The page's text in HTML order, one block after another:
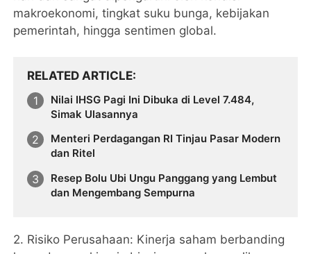
makroekonomi, tingkat suku bunga, kebijakan
pemerintah, hingga sentimen global.
RELATED ARTICLE
Nilai IHSG Pagi Ini Dibuka di Level 7.484,
Simak Ulasannya
Menteri Perdagangan RI Tinjau Pasar Modern
dan Ritel
Resep Bolu Ubi Ungu Panggang yang Lembut
dan Mengembang Sempurna
2. ​Risiko Perusahaan: Kinerja saham berbanding